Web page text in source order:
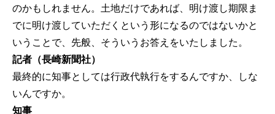
のかもしれません。土地だけであれば、明け渡し期限ま
でに明け渡していただくという形になるのではないかと
いうことで、先般、そういうお答えをいたしました。
記者（長崎新聞社）
最終的に知事としては行政代執行をするんですか、しな
いんですか。
知事